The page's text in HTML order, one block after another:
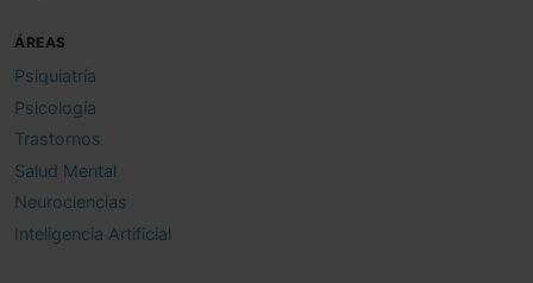
ÁREAS
Psiquiatría
Psicología
Trastornos
Salud Mental
Neurociencias
Inteligencia Artificial